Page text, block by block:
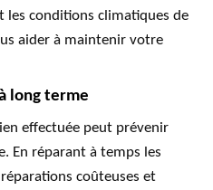
les conditions climatiques de
aider à maintenir votre
long terme
effectuée peut prévenir
En réparant à temps les
coûteuses et